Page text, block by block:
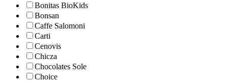
Bonitas BioKids
Bonsan
Caffe Salomoni
Carti
Cenovis
Chicza
Chocolates Sole
Choice